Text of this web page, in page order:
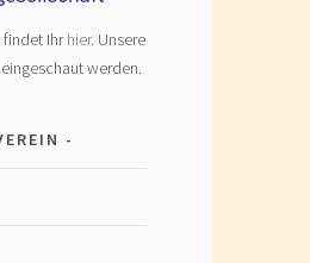
findet Ihrhier. Unsere
werden.